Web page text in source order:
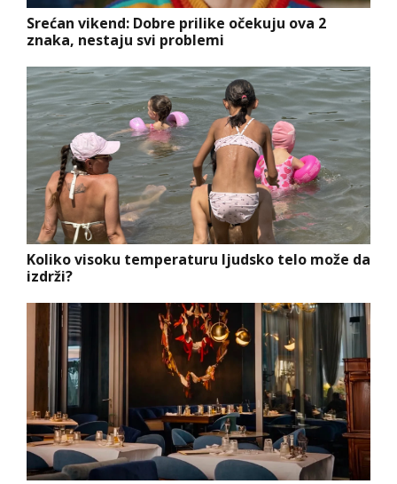
Srećan vikend: Dobre prilike očekuju ova 2
znaka, nestaju svi problemi
Koliko visoku temperaturu ljudsko telo može da
izdrži?